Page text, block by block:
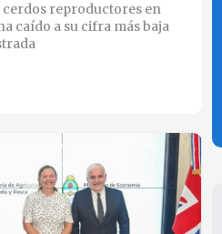
cerdos reproductores en
caído a su cifra más baja